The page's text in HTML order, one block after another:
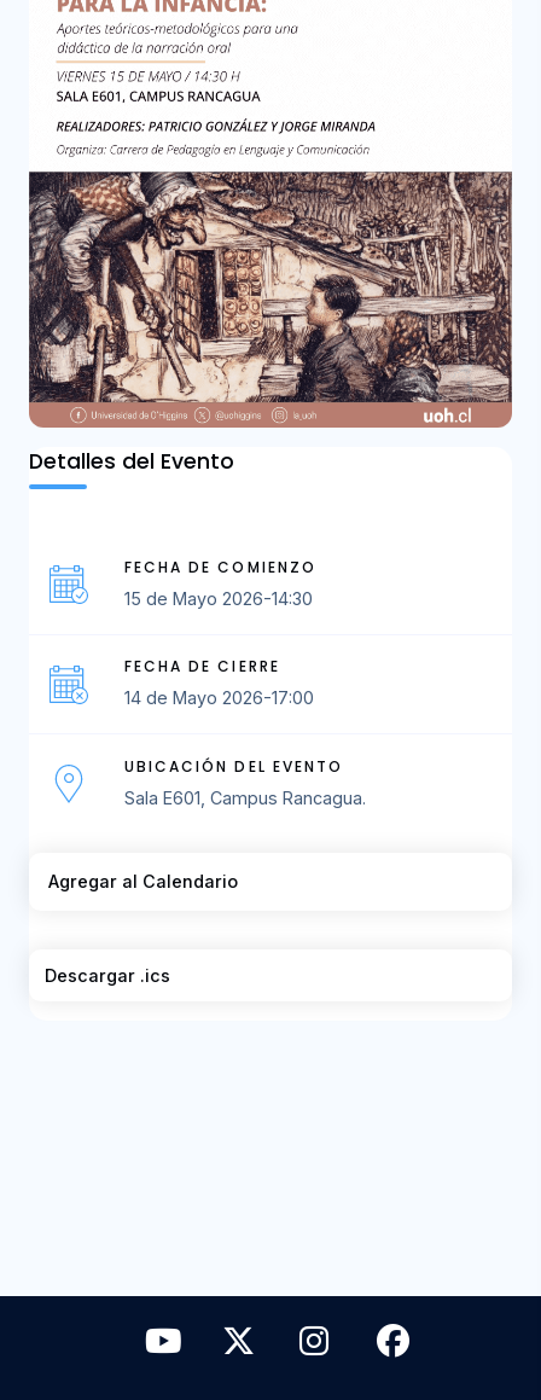
Detalles del Evento
FECHA DE COMIENZO
15 de Mayo 2026-14:30
FECHA DE CIERRE
14 de Mayo 2026-17:00
UBICACIÓN DEL EVENTO
Sala E601, Campus Rancagua.
Agregar al Calendario
Descargar .ics